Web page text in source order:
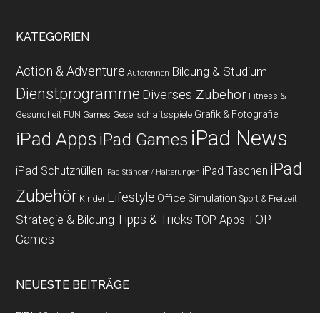
KATEGORIEN
Action & Adventure Autorennen Bildung & Studium
Dienstprogramme Diverses Zubehör Fitness &
Gesundheit FUN Games Gesellschaftsspiele Grafik & Fotografie
iPad Apps iPad Games iPad News
iPad Schutzhüllen iPad Ständer / Halterungen iPad Taschen iPad
Zubehör Kinder Lifestyle Office Simulation Sport & Freizeit
Strategie & Bildung Tipps & Tricks TOP Apps TOP
Games
NEUESTE BEITRÄGE